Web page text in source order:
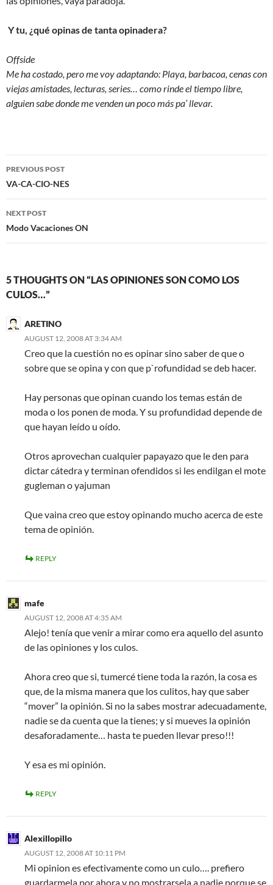
Y tu, ¿qué opinas de tanta opinadera?
Offside
Me ha costado, pero me voy adaptando: Playa, barbacoa, cenas con
viejas amistades, lecturas, series… como rinde el tiempo libre,
alguien sabe donde me venden un poco más pa’ llevar.
Post
navigation
PREVIOUS POST
VA-CA-CIO-NES
NEXT POST
Modo Vacaciones ON
5 THOUGHTS ON “LAS OPINIONES SON COMO LOS
CULOS…”
ARETINO
AUGUST 12, 2008 AT 3:34 AM
Creo que la cuestión no es opinar sino saber de que o
sobre que se opina y con que p`rofundidad se deb hacer.
Hay personas que opinan cuando los temas están de
moda o los ponen de moda. Y su profundidad depende de
que hayan leído u oído.
Otros aprovechan cualquier papayazo que le den para
dictar cátedra y terminan ofendidos si les endilgan el mote
gugleman o yajuman
Que vaina creo que estoy opinando mucho acerca de este
tema de opinión.
REPLY
mafe
AUGUST 12, 2008 AT 4:35 AM
Alejo! tenía que venir a mirar como era aquello del asunto
de las opiniones y los culos.
Ahora creo que si, tumercé tiene toda la razón, la cosa es
que, de la misma manera que los culitos, hay que saber
“mover” la opinión. Si no la sabes mostrar adecuadamente,
nadie se da cuenta que la tienes; y si mueves la opinión
desaforadamente… hasta te pueden llevar preso!!!
Y esa es mi opinión.
REPLY
Alexillopillo
AUGUST 12, 2008 AT 10:11 PM
Mi opinion es efectivamente como un culo…. prefiero
guardarmela por ahora y no mostrarsela a nadie porque se